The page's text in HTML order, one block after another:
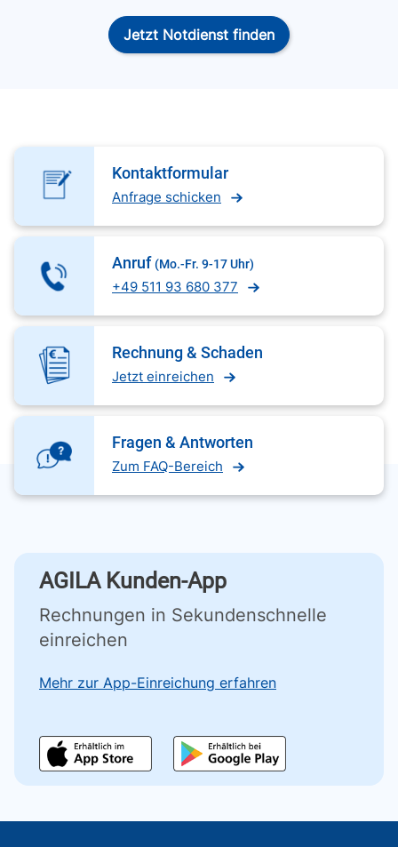
Jetzt Notdienst finden
Kontaktformular
Anfrage schicken
Anruf (Mo.-Fr. 9-17 Uhr)
+49 511 93 680 377
Rechnung & Schaden
Jetzt einreichen
Fragen & Antworten
Zum FAQ-Bereich
AGILA Kunden-App
Rechnungen in Sekundenschnelle
einreichen
Mehr zur App-Einreichung erfahren